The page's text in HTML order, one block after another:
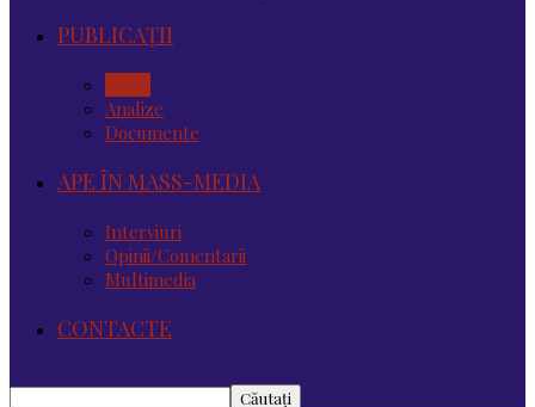
PUBLICAȚII
Analize
Documente
APE ÎN MASS-MEDIA
Interviuri
Opinii/Comentarii
Multimedia
CONTACTE